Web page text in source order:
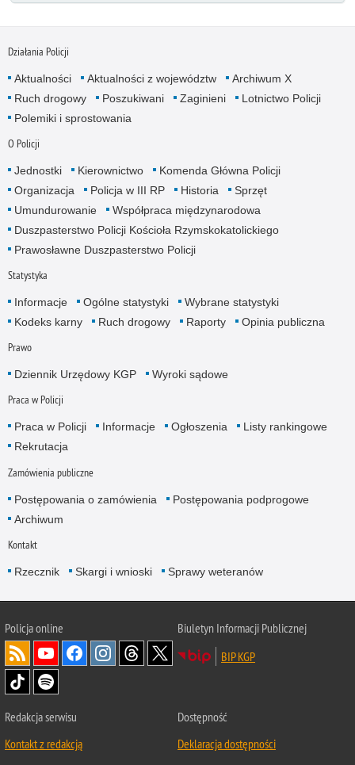
Działania Policji
Aktualności Aktualności z województw
Archiwum X
Ruch drogowy
Poszukiwani Zaginieni
Lotnictwo Policji
Polemiki i sprostowania
O Policji
Jednostki Kierownictwo
Komenda Główna Policji
Organizacja
Policja w III RP Historia
Sprzęt
Umundurowanie
Współpraca międzynarodowa
Duszpasterstwo Policji Kościoła Rzymskokatolickiego
Prawosławne Duszpasterstwo Policji
Statystyka
Informacje Ogólne statystyki
Wybrane statystyki
Kodeks karny
Ruch drogowy Raporty Opinia publiczna
Prawo
Dziennik Urzędowy KGP Wyroki sądowe
Praca w Policji
Praca w Policji Informacje Ogłoszenia
Listy rankingowe
Rekrutacja
Zamówienia publiczne
Postępowania o zamówienia
Postępowania podprogowe
Archiwum
Kontakt
Rzecznik Skargi i wnioski Sprawy weteranów
Policjaonline
Biuletyn Informacji Publicznej
BIP KGP
Redakcja serwisu
Kontakt z redakcją
Dostępność
Deklaracja dostępności